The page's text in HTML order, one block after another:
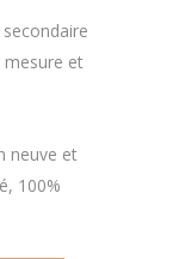
mesure et
neuve et
100%